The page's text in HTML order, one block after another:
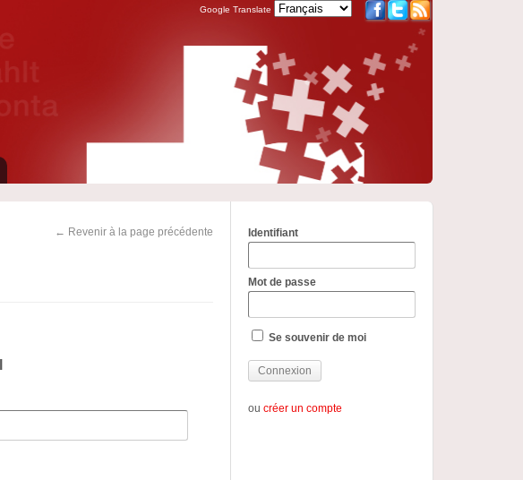
Google Translate
← Revenir à la page précédente Identifiant
Mot de passe
Se souvenir de moi
oucréer un compte